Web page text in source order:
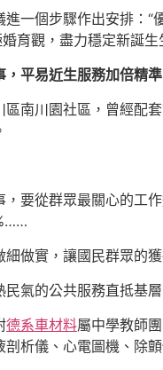
進一個步驟作出安排：
婚育觀，盡力穩定新誕
，平易近生服務加倍精準
區南川園社區，曾經配
，要從群眾最關心的工
細做實，讓國民群眾的
民氣的公共服務直抵基
德系車材料屬中學教師
剖析儀、心電圖機、除